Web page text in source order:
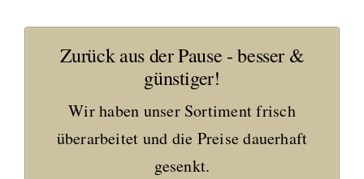
Zurück aus der Pause - besser &
günstiger!
Wir haben unser Sortiment frisch
überarbeitet und die Preise dauerhaft
gesenkt.